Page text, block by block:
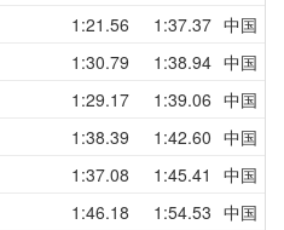
1:21.56 1:37.37 中国
1:30.79 1:38.94 中国
1:29.17 1:39.06 中国
1:38.39 1:42.60 中国
1:37.08 1:45.41 中国
1:46.18 1:54.53 中国